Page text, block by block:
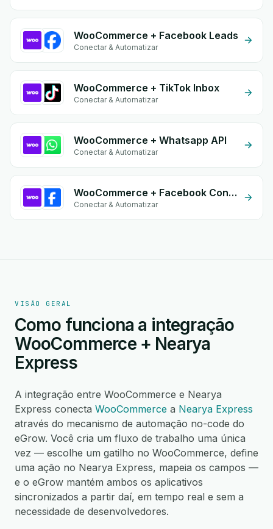
WooCommerce + Facebook Leads
Conectar & Automatizar
WooCommerce + TikTok Inbox
Conectar & Automatizar
WooCommerce + Whatsapp API
Conectar & Automatizar
WooCommerce + Facebook Conversion API (CAPI)
Conectar & Automatizar
VISÃO GERAL
Como funciona a integração
WooCommerce + Nearya
Express
A integração entre WooCommerce e Nearya
Express conecta WooCommerce a Nearya Express
através do mecanismo de automação no-code do
eGrow. Você cria um fluxo de trabalho uma única
vez — escolhe um gatilho no WooCommerce, define
uma ação no Nearya Express, mapeia os campos —
e o eGrow mantém ambos os aplicativos
sincronizados a partir daí, em tempo real e sem a
necessidade de desenvolvedores.